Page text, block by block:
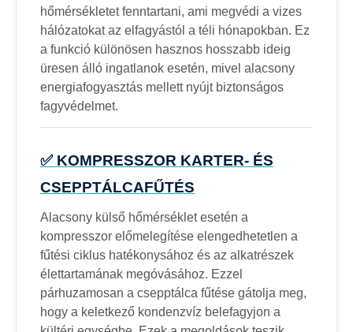
hőmérsékletet fenntartani, ami megvédi a vizes
hálózatokat az elfagyástól a téli hónapokban. Ez
a funkció különösen hasznos hosszabb ideig
üresen álló ingatlanok esetén, mivel alacsony
energiafogyasztás mellett nyújt biztonságos
fagyvédelmet.
✅ KOMPRESSZOR KARTER- ÉS
CSEPPTÁLCAFŰTÉS
Alacsony külső hőmérséklet esetén a
kompresszor előmelegítése elengedhetetlen a
fűtési ciklus hatékonysához és az alkatrészek
élettartamának megóvásához. Ezzel
párhuzamosan a csepptálca fűtése gátolja meg,
hogy a keletkező kondenzvíz belefagyjon a